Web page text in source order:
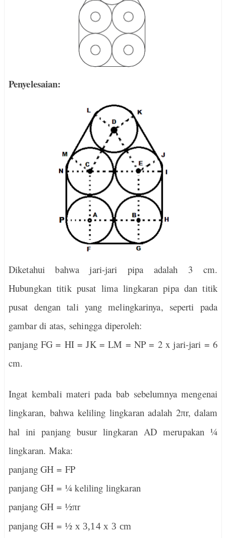
Penyelesaian:
Diketahui bahwa jari-jari pipa adalah 3 cm.
Hubungkan titik pusat lima lingkaran pipa dan titik
pusat dengan tali yang melingkarinya, seperti pada
gambar di atas, sehingga diperoleh:
panjang FG = HI = JK = LM = NP = 2x jari-jari = 6
cm.
Ingat kembali materi pada bab sebelumnya mengenai
lingkaran, bahwa keliling lingkaran adalah 2πr, dalam
hal ini panjang busur lingkaran AD merupakan ¼
lingkaran. Maka:
panjang GH = FP
panjang GH = ¼ keliling lingkaran
panjang GH = ½πr
panjang GH = ½ x 3,14 x 3 cm